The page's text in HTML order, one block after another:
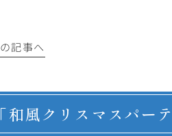
記事へ
和風クリスマスパー